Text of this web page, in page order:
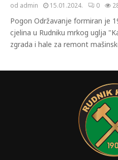
od admin 15.01.2024. 0
Pogon Održavanje formiran je
cjelina u Rudniku mrkog uglja
zgrada i hale za remont